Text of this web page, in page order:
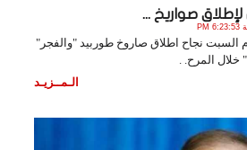
لإطلاق صواريخ ...
السبت نجاح اطلاق صاروخ طوربيد "والفجر"
المرح. .
الـمــزيـد